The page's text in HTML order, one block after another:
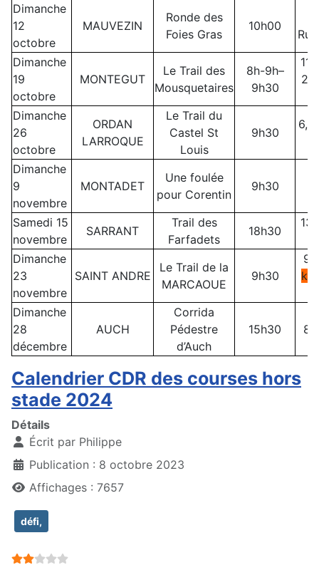
Dimanche
12
octobre
MAUVEZIN
Ronde des
Foies Gras
10h00
Dimanche
19
octobre
MONTEGUT
Le Trail des
Mousquetaires
8h-9h–
9h30
11,
28
Dimanche
26
octobre
ORDAN
LARROQUE
Le Trail du
Castel St
Louis
9h30
Dimanche
9
novembre
MONTADET
Une foulée
pour Corentin
9h30
Samedi 15
novembre
SARRANT
Trail des
Farfadets
18h30
13
Dimanche
23
novembre
SAINT ANDRE
Le Trail de la
MARCAOUE
9h30
km
Dimanche
28
décembre
AUCH
Corrida
Pédestre
d’Auch
15h30
Calendrier CDR des courses hors
stade 2024
Détails
Écrit par Philippe
Publication : 8 octobre 2023
Affichages : 7657
défi,
Vote utilisateur: